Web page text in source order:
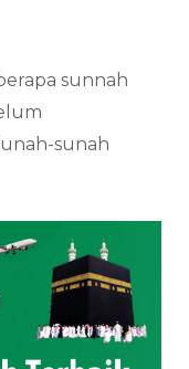
sunnah
sunah